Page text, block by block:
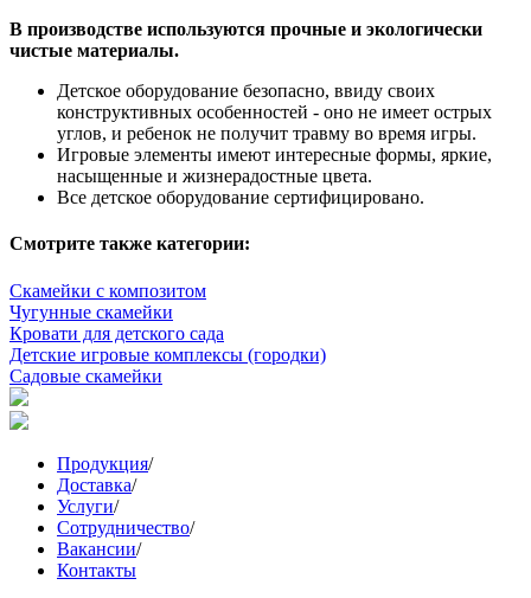
В производстве используются прочные и экологически
чистые материалы.
Детское оборудование безопасно, ввиду своих
конструктивных особенностей - оно не имеет острых
углов, и ребенок не получит травму во время игры.
Игровые элементы имеют интересные формы, яркие,
насыщенные и жизнерадостные цвета.
Все детское оборудование сертифицировано.
Смотрите также категории:
Скамейки с композитом
Чугунные скамейки
Кровати для детского сада
Детские игровые комплексы (городки)
Садовые скамейки
Продукция/
Доставка/
Услуги/
Сотрудничество/
Вакансии/
Контакты